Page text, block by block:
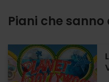
Piani che sanno